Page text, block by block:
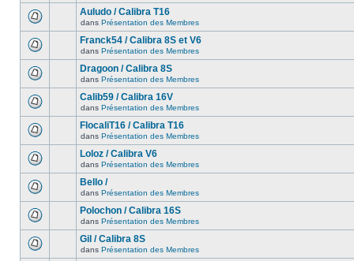
Auludo / Calibra T16
dans Présentation des Membres
Franck54 / Calibra 8S et V6
dans Présentation des Membres
Dragoon / Calibra 8S
dans Présentation des Membres
Calib59 / Calibra 16V
dans Présentation des Membres
FlocaliT16 / Calibra T16
dans Présentation des Membres
Loloz / Calibra V6
dans Présentation des Membres
Bello /
dans Présentation des Membres
Polochon / Calibra 16S
dans Présentation des Membres
Gil / Calibra 8S
dans Présentation des Membres